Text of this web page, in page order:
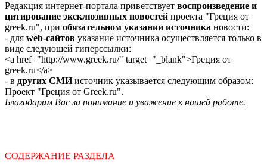
Редакция интернет-портала приветствует воспроизведение и
цитирование эксклюзивных новостей проекта "Греция от
greek.ru", при обязательном указании источника новости:
- для web-сайтов указание источника осуществляется только в
виде следующей гиперссылки:
<a href="http://www.greek.ru/" target="_blank">Греция от
greek.ru</a>
- в других СМИисточник указывается следующим образом:
Проект "Греция от Greek.ru".
Благодарим Вас за понимание и уважение к нашей работе.
СОДЕРЖАНИЕ РАЗДЕЛА